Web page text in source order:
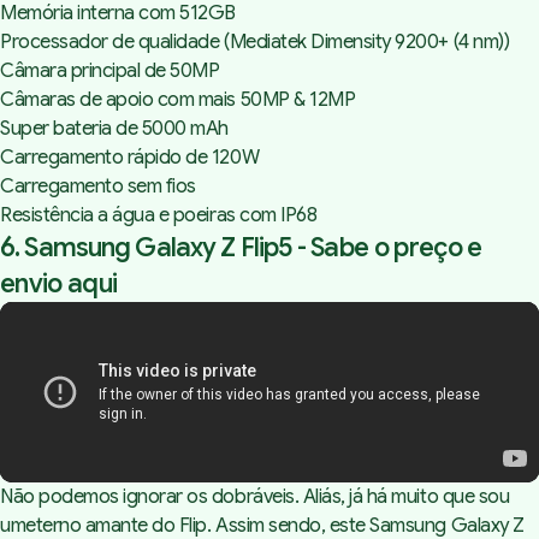
Memória interna com 512GB
Processador de qualidade (Mediatek Dimensity 9200+ (4 nm))
Câmara principal de 50MP
Câmaras de apoio com mais 50MP & 12MP
Super bateria de 5000 mAh
Carregamento rápido de 120W
Carregamento sem fios
Resistência a água e poeiras com IP68
6. Samsung Galaxy Z Flip5 -Sabe o preço e
envio aqui
Não podemos ignorar os dobráveis. Aliás, já há muito que sou
umeterno amante do Flip. Assim sendo, este Samsung Galaxy Z